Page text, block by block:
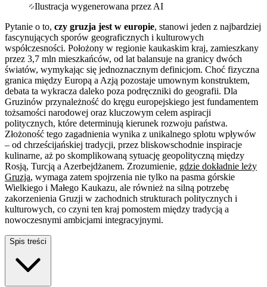
Ilustracja wygenerowana przez AI
Pytanie o to, czy gruzja jest w europie, stanowi jeden z najbardziej
fascynujących sporów geograficznych i kulturowych
współczesności. Położony w regionie kaukaskim kraj, zamieszkany
przez 3,7 mln mieszkańców, od lat balansuje na granicy dwóch
światów, wymykając się jednoznacznym definicjom. Choć fizyczna
granica między Europą a Azją pozostaje umownym konstruktem,
debata ta wykracza daleko poza podręczniki do geografii. Dla
Gruzinów przynależność do kręgu europejskiego jest fundamentem
tożsamości narodowej oraz kluczowym celem aspiracji
politycznych, które determinują kierunek rozwoju państwa.
Złożoność tego zagadnienia wynika z unikalnego splotu wpływów
– od chrześcijańskiej tradycji, przez bliskowschodnie inspiracje
kulinarne, aż po skomplikowaną sytuację geopolityczną między
Rosją, Turcją a Azerbejdżanem. Zrozumienie, gdzie dokładnie leży
Gruzja, wymaga zatem spojrzenia nie tylko na pasma górskie
Wielkiego i Małego Kaukazu, ale również na silną potrzebę
zakorzenienia Gruzji w zachodnich strukturach politycznych i
kulturowych, co czyni ten kraj pomostem między tradycją a
nowoczesnymi ambicjami integracyjnymi.
Spis treści